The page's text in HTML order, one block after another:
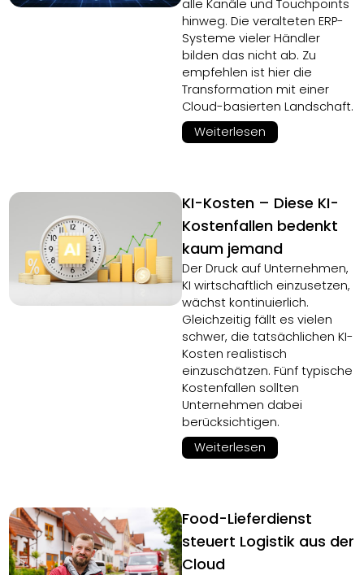
alle Kanäle und Touchpoints
hinweg. Die veralteten ERP-
Systeme vieler Händler
bilden das nicht ab. Zu
empfehlen ist hier die
Transformation mit einer
Cloud-basierten Landschaft.
Weiterlesen
KI-Kosten – Diese KI-
Kostenfallen bedenkt
kaum jemand
Der Druck auf Unternehmen,
KI wirtschaftlich einzusetzen,
wächst kontinuierlich.
Gleichzeitig fällt es vielen
schwer, die tatsächlichen KI-
Kosten realistisch
einzuschätzen. Fünf typische
Kostenfallen sollten
Unternehmen dabei
berücksichtigen.
Weiterlesen
Food-Lieferdienst
steuert Logistik aus der
Cloud